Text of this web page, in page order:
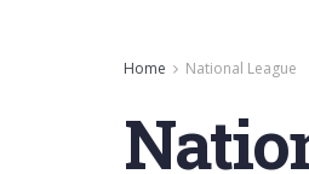
Home National League